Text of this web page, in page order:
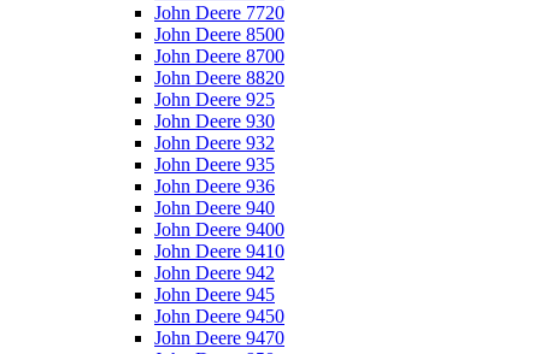
John Deere 7720
John Deere 8500
John Deere 8700
John Deere 8820
John Deere 925
John Deere 930
John Deere 932
John Deere 935
John Deere 936
John Deere 940
John Deere 9400
John Deere 9410
John Deere 942
John Deere 945
John Deere 9450
John Deere 9470